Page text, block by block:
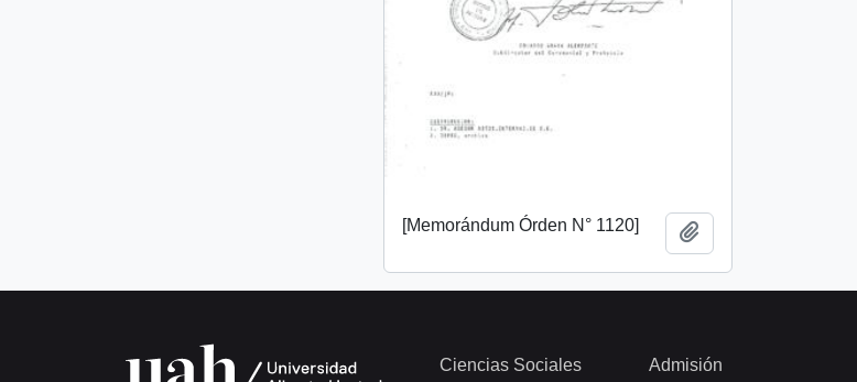
[Memorándum Órden N° 1120]
Ciencias Sociales Admisión